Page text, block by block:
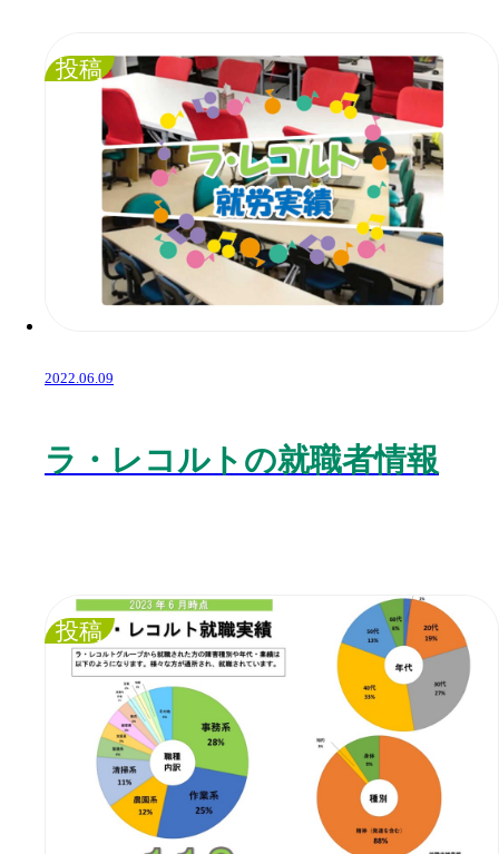
投稿
2022.06.09
ラ・レコルトの就職者情報
投稿